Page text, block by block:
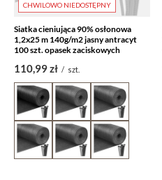
CHWILOWO NIEDOSTĘPNY
Siatka cieniująca 90% osłonowa
1,2x25 m 140g/m2 jasny antracyt
100 szt. opasek zaciskowych
110,99 zł / szt.